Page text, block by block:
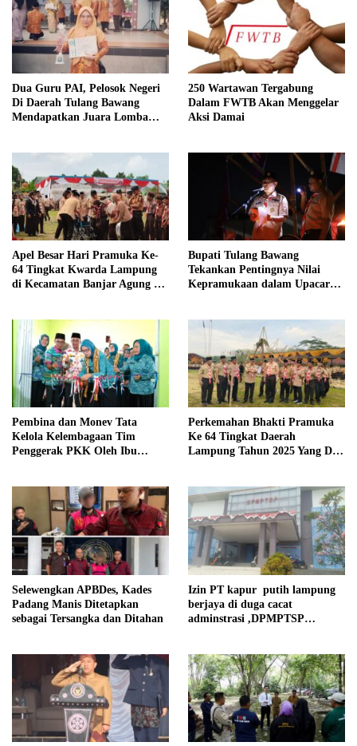
Dua Guru PAI, Pelosok Negeri
Di Daerah Tulang Bawang
Mendapatkan Juara Lomba
250 Wartawan Tergabung
Dalam FWTB Akan Menggelar
Aksi Damai
Apel Besar Hari Pramuka Ke-
64 Tingkat Kwarda Lampung
di Kecamatan Banjar Agung Di
Bupati Tulang Bawang
Tekankan Pentingnya Nilai
Kepramukaan dalam Upacara
Pembina dan Monev Tata
Kelola Kelembagaan Tim
Penggerak PKK Oleh Ibu
Perkemahan Bhakti Pramuka
Ke 64 Tingkat Daerah
Lampung Tahun 2025 Yang Di
Selewengkan APBDes, Kades
Padang Manis Ditetapkan
sebagai Tersangka dan Ditahan
Izin PT kapur putih lampung
berjaya di duga cacat
adminstrasi ,DPMPTSP